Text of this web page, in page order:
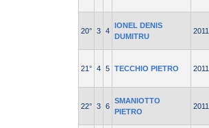
20° 3 4
IONEL DENIS
DUMITRU
2011
21° 4 5 TECCHIO PIETRO 2011
22° 3 6
SMANIOTTO
PIETRO
2011